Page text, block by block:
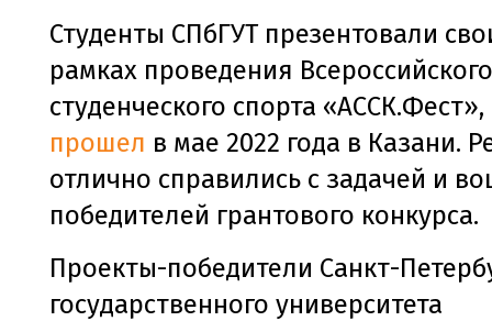
Студенты СПбГУТ презентовали
рамках проведения
студенческого спорта
прошел в мае 2022 года в Казани.
отлично справились с задачей и
победителей грантового конкурса.
Проекты-победители Санкт-
государственного университета